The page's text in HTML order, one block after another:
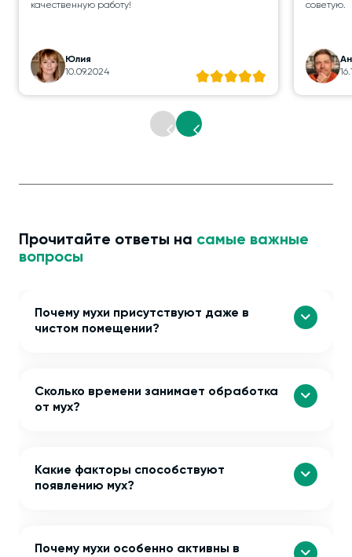
качественную работу!
Юлия
10.09.2024
советую.
Прочитайте ответы на самые важные
вопросы
Почему мухи присутствуют даже в
чистом помещении?
Сколько времени занимает обработка
от мух?
Какие факторы способствуют
появлению мух?
Почему мухи особенно активны в